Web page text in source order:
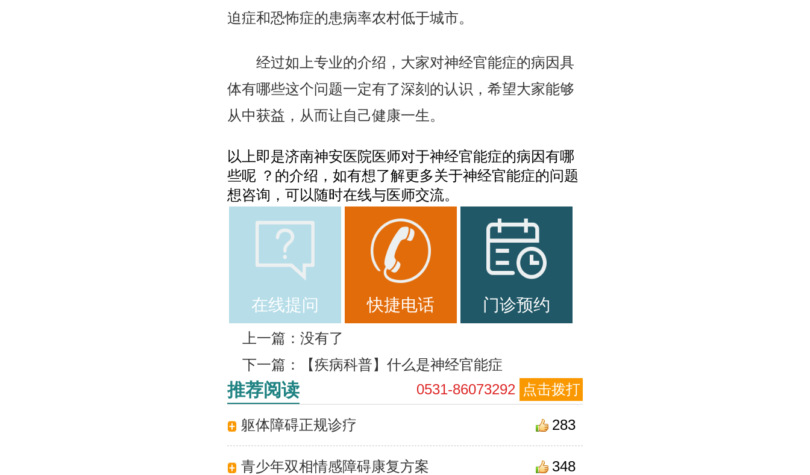
迫症和恐怖症的患病率农村低于城市。
经过如上专业的介绍，大家对神经官能症的病因具
体有哪些这个问题一定有了深刻的认识，希望大家能够
从中获益，从而让自己健康一生。
以上即是济南神安医院医师对于神经官能症的病因有哪
些呢 ？的介绍，如有想了解更多关于神经官能症的问题
想咨询，可以随时在线与医师交流。
在线提问 快捷电话 门诊预约
上一篇：没有了
下一篇：
【疾病科普】什么是神经官能症
0531-86073292 点击拨打
推荐阅读
283
躯体障碍正规诊疗
348
青少年双相情感障碍康复方案